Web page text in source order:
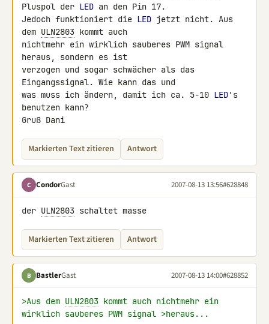
Pluspol der LED an den Pin 17.
Jedoch funktioniert die LED jetzt nicht. Aus
dem ULN2803 kommt auch
nichtmehr ein wirklich sauberes PWM signal
heraus, sondern es ist
verzogen und sogar schwächer als das
Eingangssignal. Wie kann das und
was muss ich ändern, damit ich ca. 5-10 LED's
benutzen kann?
Gruß Dani
Markierten Text zitieren Antwort
C CondorGast 2007-08-13 13:56#628848
der ULN2803 schaltet masse
Markierten Text zitieren Antwort
B BastlerGast 2007-08-13 14:00#628852
>Aus dem ULN2803 kommt auch nichtmehr ein
wirklich sauberes PWM signal >heraus...